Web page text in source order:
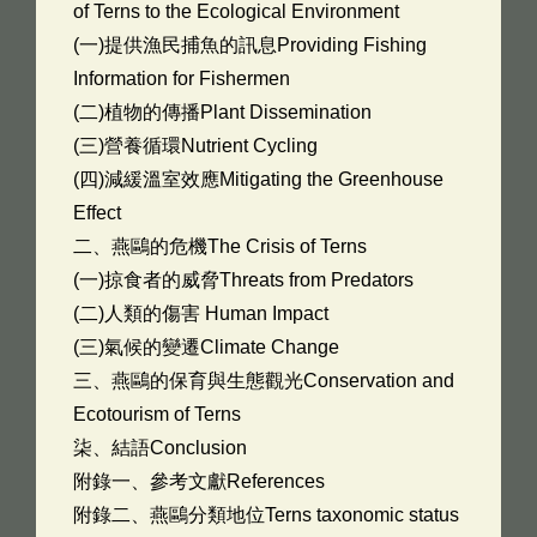
of Terns to the Ecological Environment
(一)提供漁民捕魚的訊息Providing Fishing
Information for Fishermen
(二)植物的傳播Plant Dissemination
(三)營養循環Nutrient Cycling
(四)減緩溫室效應Mitigating the Greenhouse
Effect
二、燕鷗的危機The Crisis of Terns
(一)掠食者的威脅Threats from Predators
(二)人類的傷害 Human Impact
(三)氣候的變遷Climate Change
三、燕鷗的保育與生態觀光Conservation and
Ecotourism of Terns
柒、結語Conclusion
附錄一、參考文獻References
附錄二、燕鷗分類地位Terns taxonomic status